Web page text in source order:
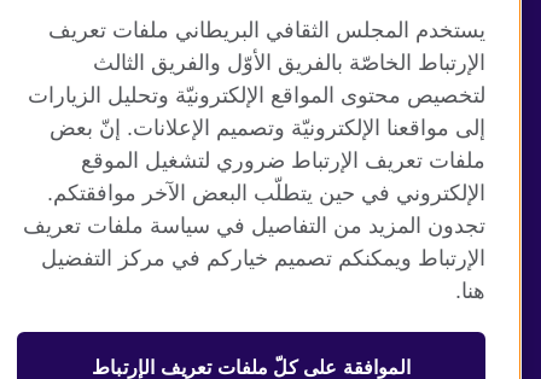
Instagram RSS
TikTok
موقع المجلس الثقافي البريطاني العالمي
الخصوصية وشروط الاستخدام
ملفات تعريف الإرتباط
خريطة الموقع
يستخدم المجلس الثقافي البريطاني ملفات تعريف
الإرتباط الخاصّة بالفريق الأوّل والفريق الثالث
لتخصيص محتوى المواقع الإلكترونيّة وتحليل الزيارات
إلى مواقعنا الإلكترونيّة وتصميم الإعلانات. إنّ بعض
ملفات تعريف الإرتباط ضروري لتشغيل الموقع
الإلكتروني في حين يتطلّب البعض الآخر موافقتكم.
تجدون المزيد من التفاصيل في سياسة ملفات تعريف
الإرتباط ويمكنكم تصميم خياركم في مركز التفضيل
هنا.
الموافقة على كلّ ملفات تعريف الإرتباط